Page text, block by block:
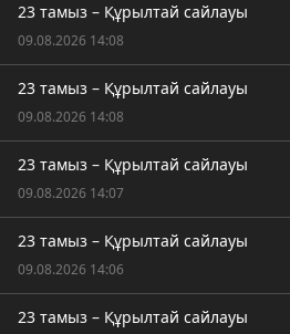
23 тамыз – Құрылтай сайлауы
09.08.2026 14:08
23 тамыз – Құрылтай сайлауы
09.08.2026 14:08
23 тамыз – Құрылтай сайлауы
09.08.2026 14:07
23 тамыз – Құрылтай сайлауы
09.08.2026 14:06
23 тамыз – Құрылтай сайлауы